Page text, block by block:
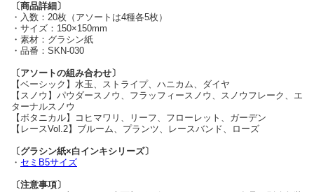
〔商品詳細〕
・入数：20枚（アソートは4種各5枚）
・サイズ：150×150mm
・素材：グラシン紙
・品番：SKN-030
〔アソートの組み合わせ〕
【ベーシック】水玉、ストライプ、ハニカム、ダイヤ
【スノウ】パウダースノウ、フラッフィースノウ、スノウフレーク、エ
ターナルスノウ
【ボタニカル】コヒマワリ、リーフ、フローレット、ガーデン
【レースVol.2】ブルーム、プランツ、レースバンド、ローズ
〔グラシン紙×白インキシリーズ〕
・ セミB5サイズ
〔注意事項〕